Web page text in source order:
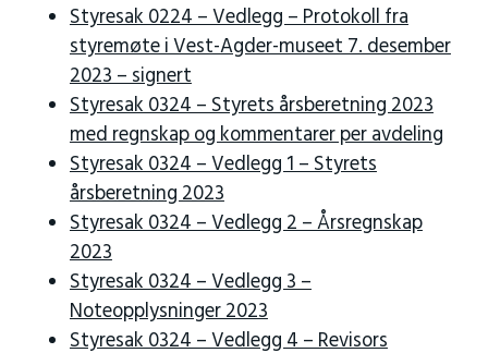
Styresak 0224 – Vedlegg – Protokoll fra
styremøte i Vest-Agder-museet 7. desember
2023 – signert
Styresak 0324 – Styrets årsberetning 2023
med regnskap og kommentarer per avdeling
Styresak 0324 – Vedlegg 1 – Styrets
årsberetning 2023
Styresak 0324 – Vedlegg 2 – Årsregnskap
2023
Styresak 0324 – Vedlegg 3 –
Noteopplysninger 2023
Styresak 0324 – Vedlegg 4 – Revisors